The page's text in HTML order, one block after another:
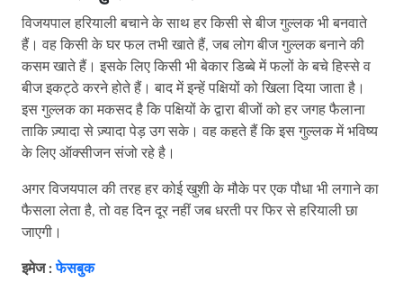
विजयपाल हरियाली बचाने के साथ हर किसी से बीज गुल्लक भी बनवाते
हैं। वह किसी के घर फल तभी खाते हैं, जब लोग बीज गुल्लक बनाने की
कसम खाते हैं। इसके लिए किसी भी बेकार डिब्बे में फलों के बचे हिस्से व
बीज इकट्ठे करने होते हैं। बाद में इन्हें पक्षियों को खिला दिया जाता है।
इस गुल्लक का मकसद है कि पक्षियों के द्वारा बीजों को हर जगह फैलाना
ताकि ज़्यादा से ज़्यादा पेड़ उग सके। वह कहते हैं कि इस गुल्लक में भविष्य
के लिए ऑक्सीजन संजो रहे है।
अगर विजयपाल की तरह हर कोई खुशी के मौके पर एक पौधा भी लगाने का
फैसला लेता है, तो वह दिन दूर नहीं जब धरती पर फिर से हरियाली छा
जाएगी।
इमेज :फेसबुक